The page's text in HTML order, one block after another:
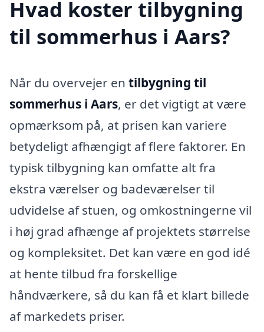
Hvad koster tilbygning
til sommerhus i Aars?
Når du overvejer en tilbygning til
sommerhus i Aars, er det vigtigt at være
opmærksom på, at prisen kan variere
betydeligt afhængigt af flere faktorer. En
typisk tilbygning kan omfatte alt fra
ekstra værelser og badeværelser til
udvidelse af stuen, og omkostningerne vil
i høj grad afhænge af projektets størrelse
og kompleksitet. Det kan være en god idé
at hente tilbud fra forskellige
håndværkere, så du kan få et klart billede
af markedets priser.